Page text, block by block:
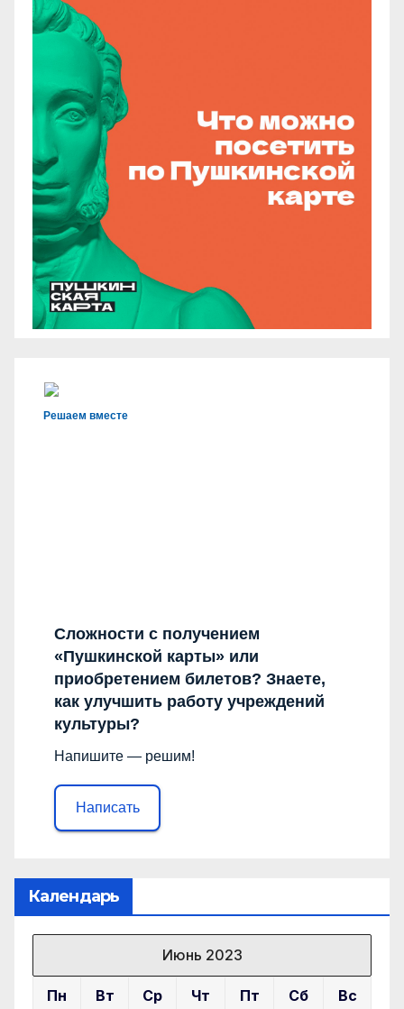
Решаем вместе
Сложности с получением
«Пушкинской карты» или
приобретением билетов? Знаете,
как улучшить работу учреждений
культуры?
Напишите — решим!
Написать
Календарь
Июнь 2023
Пн Вт Ср Чт Пт Сб Вс